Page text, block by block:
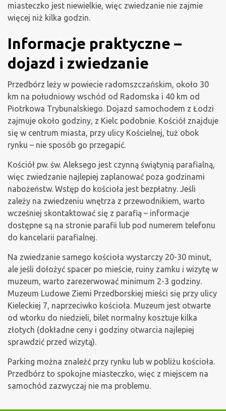
miasteczko jest niewielkie, więc zwiedzanie nie zajmie
więcej niż kilka godzin.
Informacje praktyczne –
dojazd i zwiedzanie
Przedbórz leży w powiecie radomszczańskim, około 30
km na południowy wschód od Radomska i 40 km od
Piotrkowa Trybunalskiego. Dojazd samochodem z Łodzi
zajmuje około godziny, z Kielc podobnie. Kościół znajduje
się w centrum miasta, przy ulicy Kościelnej, tuż obok
rynku – nie sposób go przegapić.
Kościół pw. św. Aleksego jest czynną świątynią parafialną,
więc zwiedzanie najlepiej zaplanować poza godzinami
nabożeństw. Wstęp do kościoła jest bezpłatny. Jeśli
zależy na zwiedzeniu wnętrza z przewodnikiem, warto
wcześniej skontaktować się z parafią – informacje
dostępne są na stronie parafii lub pod numerem telefonu
do kancelarii parafialnej.
Na zwiedzanie samego kościoła wystarczy 20-30 minut,
ale jeśli dołożyć spacer po mieście, ruiny zamku i wizytę w
muzeum, warto zarezerwować minimum 2-3 godziny.
Muzeum Ludowe Ziemi Przedborskiej mieści się przy ulicy
Kieleckiej 7, naprzeciwko kościoła. Muzeum jest otwarte
od wtorku do niedzieli, bilet normalny kosztuje kilka
złotych (dokładne ceny i godziny otwarcia najlepiej
sprawdzić przed wizytą).
Parking można znaleźć przy rynku lub w pobliżu kościoła.
Przedbórz to spokojne miasteczko, więc z miejscem na
samochód zazwyczaj nie ma problemu.